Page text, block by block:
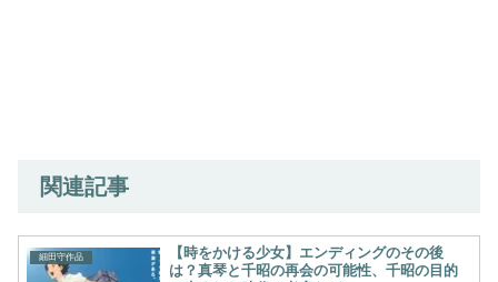
関連記事
細田守作品
【時をかける少女】エンディングのその後
は？真琴と千昭の再会の可能性、千昭の目的